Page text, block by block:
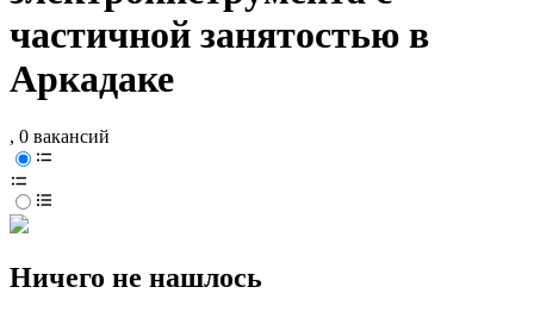
частичной занятостью в
Аркадаке
, 0 вакансий
Ничего не нашлось